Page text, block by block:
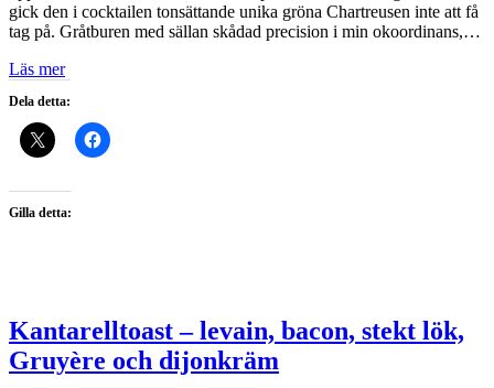
gick den i cocktailen tonsättande unika gröna Chartreusen inte att få
tag på. Gråtburen med sällan skådad precision i min okoordinans,…
Läs mer
Dela detta:
Gilla detta:
Kantarelltoast – levain, bacon, stekt lök,
Gruyère och dijonkräm